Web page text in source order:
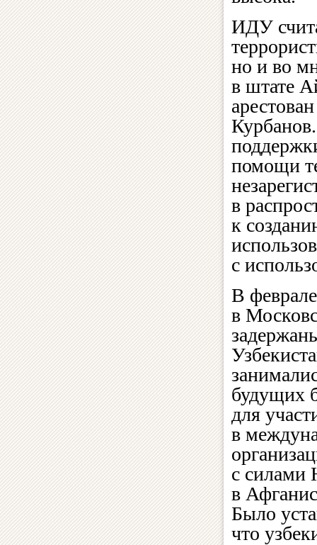
ИДУ
но и во
в штате
помощи
в
к
с
В
в
будущих
для
в
с
в
Было
что